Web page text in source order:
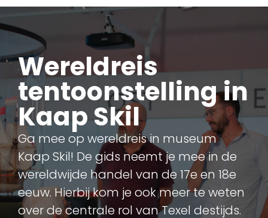
Wereldreis
tentoonstelling in
Kaap Skil
Ga mee op wereldreis in museum
Kaap Skil! De gids neemt je mee in de
wereldwijde handel van de 17e en 18e
eeuw. Hierbij kom je ook meer te weten
over de centrale rol van Texel destijds.